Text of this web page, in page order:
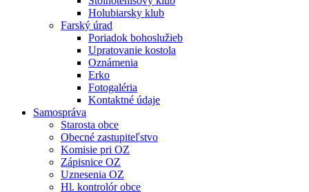
Holubiarsky klub
Farský úrad
Poriadok bohoslužieb
Upratovanie kostola
Oznámenia
Erko
Fotogaléria
Kontaktné údaje
Samospráva
Starosta obce
Obecné zastupiteľstvo
Komisie pri OZ
Zápisnice OZ
Uznesenia OZ
Hl. kontrolór obce